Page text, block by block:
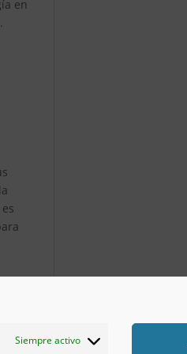
Siempre activo
en